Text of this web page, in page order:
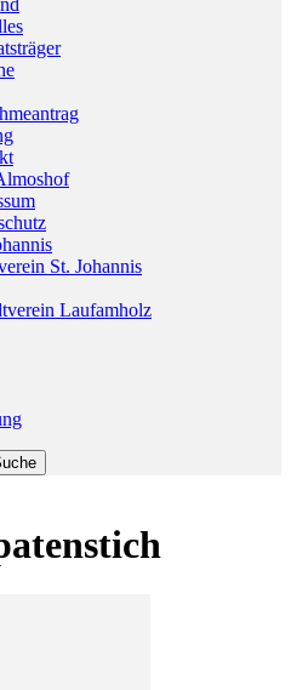
St. Johannis
Laufamholz